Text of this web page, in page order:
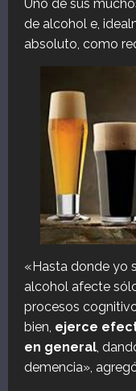
Uno de sus
de alcohol e,
absoluto, como
«Hasta donde yo
alcohol afecte
procesos
bien, ejerce
en general,
demencia»,